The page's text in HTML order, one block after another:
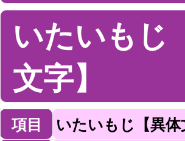
いたいもじ
文字】
項目 いたいもじ【異体